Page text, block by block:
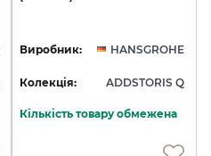
Виробник: HANSGROHE
Колекція: ADDSTORIS Q
Кількість товару обмежена